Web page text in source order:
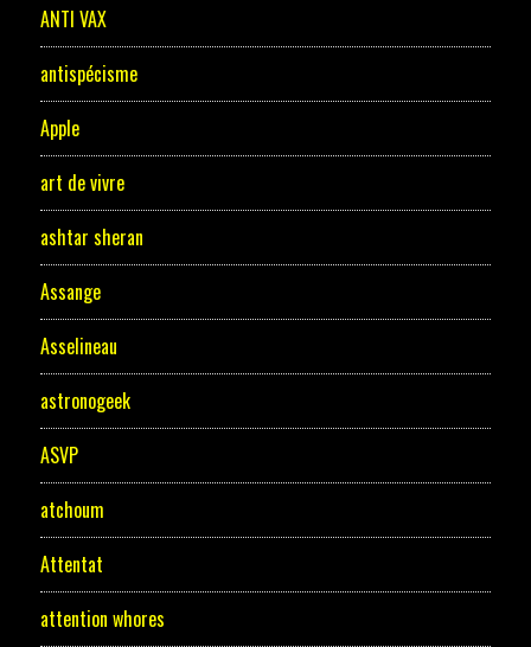
ANTI VAX
antispécisme
Apple
art de vivre
ashtar sheran
Assange
Asselineau
astronogeek
ASVP
atchoum
Attentat
attention whores